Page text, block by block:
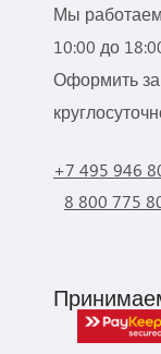
Мы
10:00 до
Оформить
+7 495 946
8 800 775